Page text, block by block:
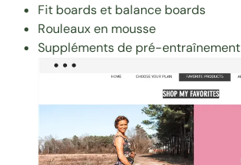
Fit boards et balance boards
Rouleaux en mousse
Suppléments de pré-entraînement